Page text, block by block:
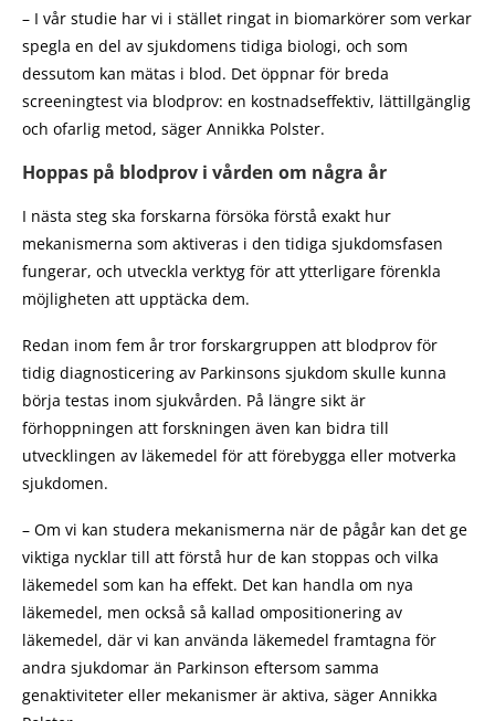
– I vår studie har vi i stället ringat in biomarkörer som verkar
spegla en del av sjukdomens tidiga biologi, och som
dessutom kan mätas i blod. Det öppnar för breda
screeningtest via blodprov: en kostnadseffektiv, lättillgänglig
och ofarlig metod, säger Annikka Polster.
Hoppas på blodprov i vården om några år
I nästa steg ska forskarna försöka förstå exakt hur
mekanismerna som aktiveras i den tidiga sjukdomsfasen
fungerar, och utveckla verktyg för att ytterligare förenkla
möjligheten att upptäcka dem.
Redan inom fem år tror forskargruppen att blodprov för
tidig diagnosticering av Parkinsons sjukdom skulle kunna
börja testas inom sjukvården. På längre sikt är
förhoppningen att forskningen även kan bidra till
utvecklingen av läkemedel för att förebygga eller motverka
sjukdomen.
– Om vi kan studera mekanismerna när de pågår kan det ge
viktiga nycklar till att förstå hur de kan stoppas och vilka
läkemedel som kan ha effekt. Det kan handla om nya
läkemedel, men också så kallad ompositionering av
läkemedel, där vi kan använda läkemedel framtagna för
andra sjukdomar än Parkinson eftersom samma
genaktiviteter eller mekanismer är aktiva, säger Annikka